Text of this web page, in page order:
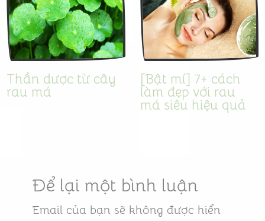
Thần dược từ cây
rau má
[Bật mí] 7+ cách
làm đẹp với rau
má siêu hiệu quả
Để lại một bình luận
Email của bạn sẽ không được hiển